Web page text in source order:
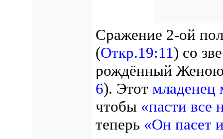
Сражение 2-ой
(Откр.19:11) со
рождённый
6). Этот младенец
чтобы «пасти все
теперь «Он пасет